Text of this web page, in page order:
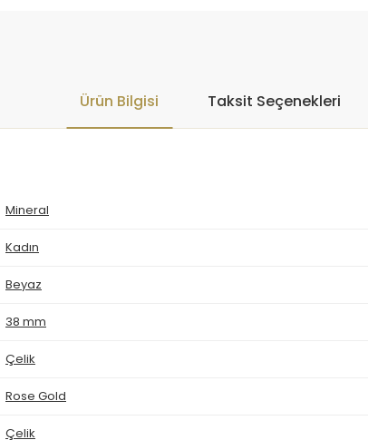
Ürün Bilgisi Taksit Seçenekleri
Mineral
Kadın
Beyaz
38 mm
Çelik
Rose Gold
Çelik